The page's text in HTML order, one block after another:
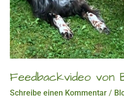
Feedbackvideo von
Schreibe einen Kommentar /